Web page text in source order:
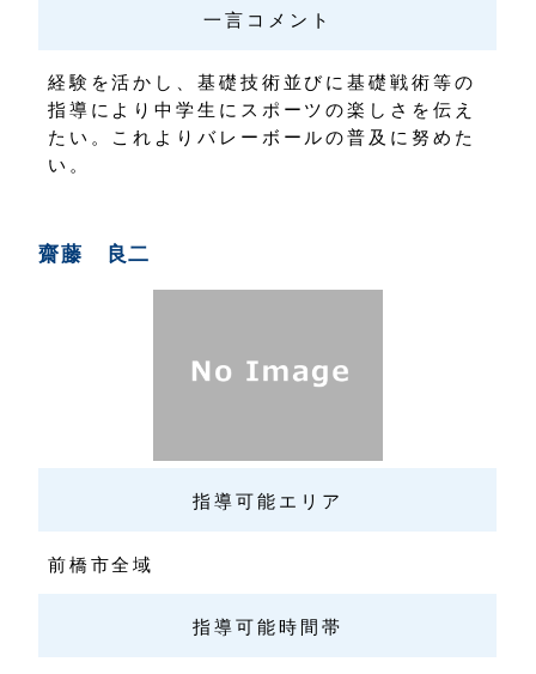
一言コメント
経験を活かし、基礎技術並びに基礎戦術等の
指導により中学生にスポーツの楽しさを伝え
たい。これよりバレーボールの普及に努めた
い。
齋藤 良二
指導可能エリア
前橋市全域
指導可能時間帯